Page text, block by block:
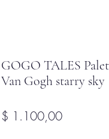
GOGO TALES
Van Gogh starry sky
$ 1.100,00Precio